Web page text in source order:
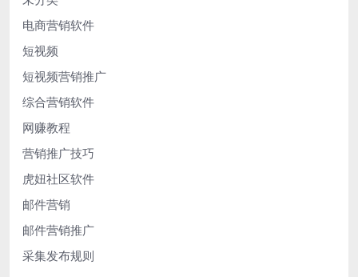
电商营销软件
短视频
短视频营销推广
综合营销软件
网赚教程
营销推广技巧
虎妞社区软件
邮件营销
邮件营销推广
采集发布规则